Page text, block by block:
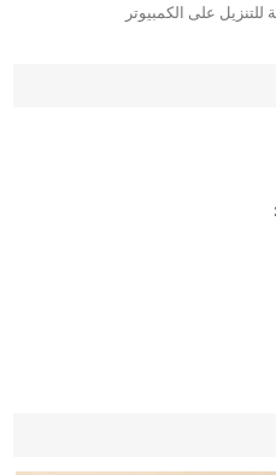
على الكمبيوتر